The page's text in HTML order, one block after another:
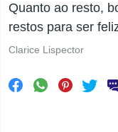
Quanto ao resto,
restos para ser
Clarice Lispector